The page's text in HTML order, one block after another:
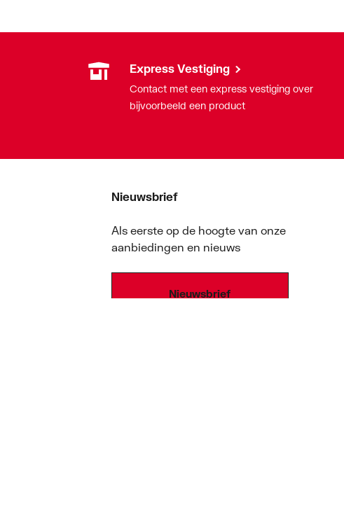
Express Vestiging
Contact met een express vestiging over
bijvoorbeeld een product
Nieuwsbrief
Als eerste op de hoogte van onze
aanbiedingen en nieuws
Nieuwsbrief